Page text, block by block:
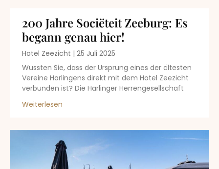
200 Jahre Sociëteit Zeeburg: Es
begann genau hier!
Hotel Zeezicht
25 Juli 2025
Wussten Sie, dass der Ursprung eines der ältesten
Vereine Harlingens direkt mit dem Hotel Zeezicht
verbunden ist? Die Harlinger Herrengesellschaft
Weiterlesen